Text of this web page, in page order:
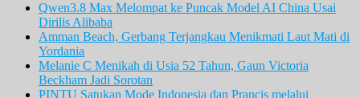
Qwen3.8 Max Melompat ke Puncak Model AI China Usai
Dirilis Alibaba
Amman Beach, Gerbang Terjangkau Menikmati Laut Mati di
Yordania
Melanie C Menikah di Usia 52 Tahun, Gaun Victoria
Beckham Jadi Sorotan
PINTU Satukan Mode Indonesia dan Prancis melalui